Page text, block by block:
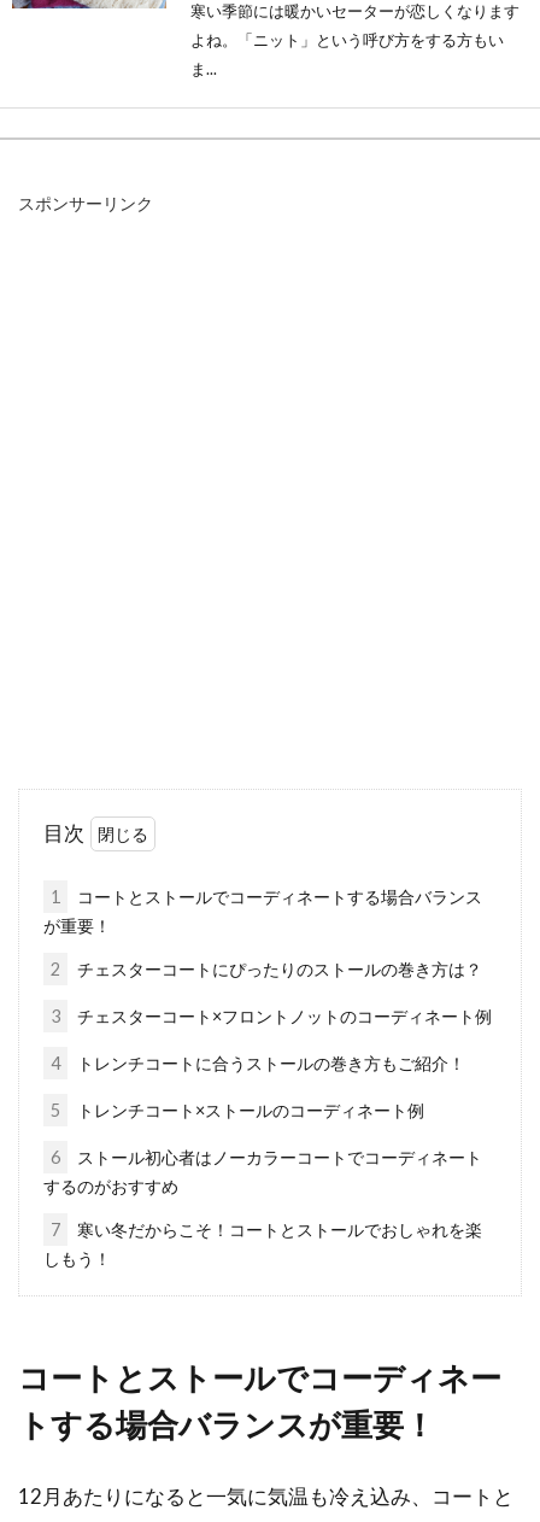
寒い季節には暖かいセーターが恋しくなります
よね。「ニット」という呼び方をする方もい
ま...
シャツとトレーナーを重ね着するメ
ンズコーデに熱い視線が！
する方は多いのではないでしょうか。トレーナ
べき？いつ着てもいい？
多いです。「このブルゾン、来週のデートに着
ると変か...
スポンサーリンク
目次
1
コートとストールでコーディネートする場合バランス
が重要！
2 チェスターコートにぴったりのストールの巻き方は？
3 チェスターコート×フロントノットのコーディネート例
4 トレンチコートに合うストールの巻き方もご紹介！
5 トレンチコート×ストールのコーディネート例
6
ストール初心者はノーカラーコートでコーディネート
するのがおすすめ
7
寒い冬だからこそ！コートとストールでおしゃれを楽
しもう！
コートとストールでコーディネー
トする場合バランスが重要！
12月あたりになると一気に気温も冷え込み、コートと